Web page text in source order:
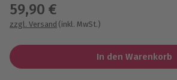
59,90 €
zzgl. Versand (inkl. MwSt.)
In den Warenkorb